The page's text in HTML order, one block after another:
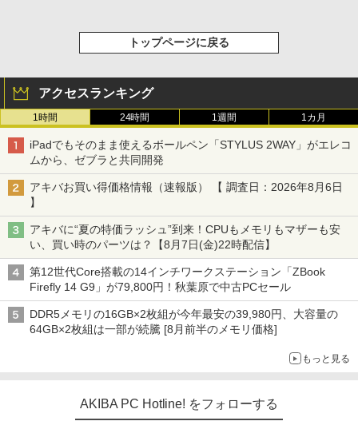
トップページに戻る
アクセスランキング
1時間 24時間 1週間 1カ月
iPadでもそのまま使えるボールペン「STYLUS 2WAY」がエレコ
ムから、ゼブラと共同開発
アキバお買い得価格情報（速報版） 【 調査日：2026年8月6日
】
アキバに“夏の特価ラッシュ”到来！CPUもメモリもマザーも安
い、買い時のパーツは？【8月7日(金)22時配信】
第12世代Core搭載の14インチワークステーション「ZBook
Firefly 14 G9」が79,800円！秋葉原で中古PCセール
DDR5メモリの16GB×2枚組が今年最安の39,980円、大容量の
64GB×2枚組は一部が続騰 [8月前半のメモリ価格]
もっと見る
AKIBA PC Hotline! をフォローする